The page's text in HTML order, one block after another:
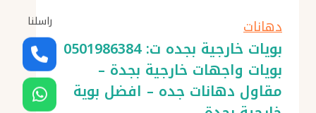
عروض
تنفيذ
دهانات
دهانات
بويات خارجية بجده ت: 0501986384
بويات واجهات خارجية بجدة –
مقاول دهانات جده – افضل بوية
راسلنا